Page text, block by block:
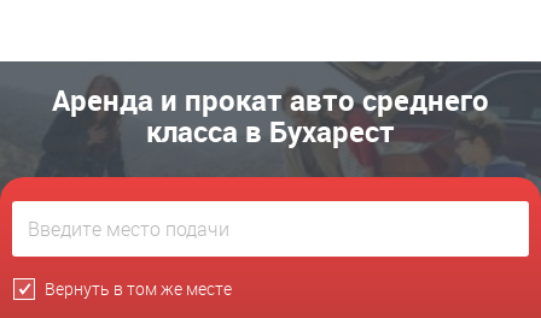
Аренда и прокат авто среднего
класса в Бухарест
Вернуть в том же месте